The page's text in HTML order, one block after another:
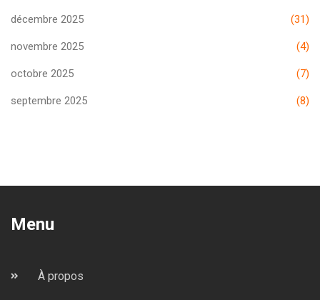
décembre 2025 (31)
novembre 2025 (4)
octobre 2025 (7)
septembre 2025 (8)
Menu
À propos